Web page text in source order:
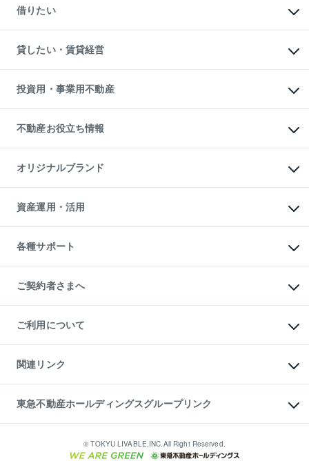
中古一戸建ての購入
不動産購入の流れ
注目キーワード物件特集
購入ガイド
English 繁体中文簡体中文
一戸建ての売却・査定
土地の売却・査定
スピードAI査定
不動産査定について
不動産売却の流れ
不動産買換えの流れ
売却ガイド
借りたい
オフィス・店舗の賃貸
借りるときの流れ
借りるガイド
貸したい・賃貸経営
マンション賃料データ
賃貸管理プラン
リロケーションについて
貸すガイド
投資用・事業用不動産
事業用不動産
マンション投資
投資用マンション
アパート経営
収益物件
ビル購入（ビル一棟）
投資用不動産の売却査定
事業用不動産の売却査定
不動産お役立ち情報
マンションライブラリー
人気マンションランキング
暮らしに役立つ不動産メディア
不動産相場・不動産価格情報
不動産コラム・ニュース
不動産用語集
不動産なんでもネット相談室
住まいの税金
オリジナルブランド
一棟リノベーションマンション
L`GENTE（ルジェンテ）
区分リノベーションマンション
投資用一棟レジデンスWELL
不動産小口投資
LEGACIA（レガシア）
資産運用・活用
不動産M&A
アセットマネジメント・出資
各種サポート
相続サポート
リフォームサポート
ご契約者さまへ
ご紹介・再契約特典
入居者様専用-各種ご案内（賃貸）
東急こすもす会「こすもすWeb」
ご利用について
金融商品取引について
東急リバブル ソーシャルメディアポリシー
ご意見・お問い合わせ（金融商品取引専用の相談・お問い合わせ窓口）
ダイレクトメール（郵送物）・Eメールなどの送付停止について
関連リンク
これからご結婚される方に東急百貨店のブライダルクラブ
人材サービスのご用命は 東急リバブルスタッフ株式会社まで
東北の逸品を贈ります 東北すぐれものセレクション
東急不動産ホールディングスグループリンク
東急コミュニティー© TOKYU LIVABLE,INC.All Right Reserved.